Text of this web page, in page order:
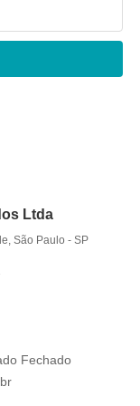
Ltda
São Paulo - SP
Fechado